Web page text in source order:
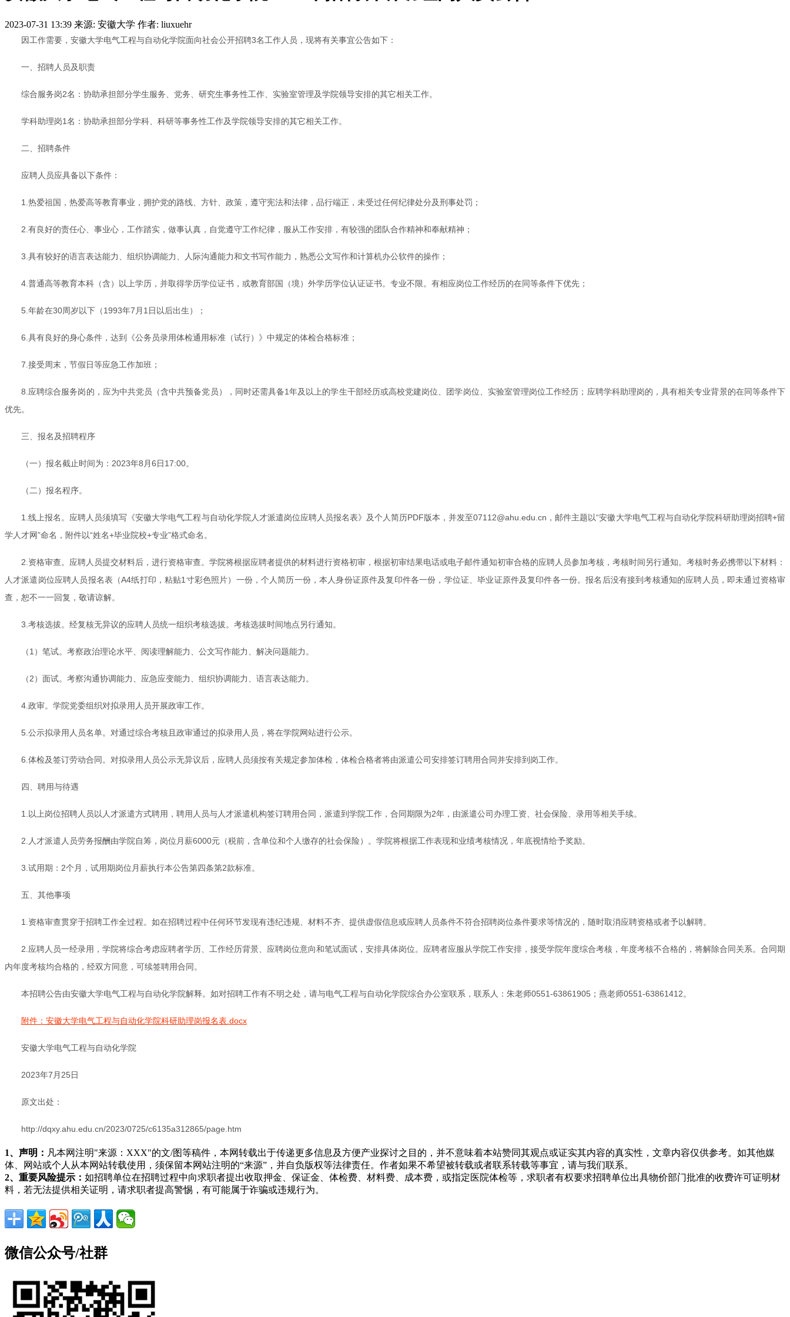
2023-07-31 13:39 来源: 安徽大学 作者: liuxuehr
因工作需要，安徽大学电气工程与自动化学院面向社会公开招聘3名工作人员，现将有关事宜公告如下：
一、招聘人员及职责
综合服务岗2名：协助承担部分学生服务、党务、研究生事务性工作、实验室管理及学院领导安排的其它相关工作。
学科助理岗1名：协助承担部分学科、科研等事务性工作及学院领导安排的其它相关工作。
二、招聘条件
应聘人员应具备以下条件：
1.热爱祖国，热爱高等教育事业，拥护党的路线、方针、政策，遵守宪法和法律，品行端正，未受过任何纪律处分及刑事处罚；
2.有良好的责任心、事业心，工作踏实，做事认真，自觉遵守工作纪律，服从工作安排，有较强的团队合作精神和奉献精神；
3.具有较好的语言表达能力、组织协调能力、人际沟通能力和文书写作能力，熟悉公文写作和计算机办公软件的操作；
4.普通高等教育本科（含）以上学历，并取得学历学位证书，或教育部国（境）外学历学位认证证书。专业不限。有相应岗位工作经历的在同等条件下优先；
5.年龄在30周岁以下（1993年7月1日以后出生）；
6.具有良好的身心条件，达到《公务员录用体检通用标准（试行）》中规定的体检合格标准；
7.接受周末，节假日等应急工作加班；
8.应聘综合服务岗的，应为中共党员（含中共预备党员），同时还需具备1年及以上的学生干部经历或高校党建岗位、团学岗位、实验室管理岗位工作经历；应聘学科助理岗的，具有相关专业背景的在同等条件下
优先。
三、报名及招聘程序
（一）报名截止时间为：2023年8月6日17:00。
（二）报名程序。
1.线上报名。应聘人员须填写《安徽大学电气工程与自动化学院人才派遣岗位应聘人员报名表》及个人简历PDF版本，并发至07112@ahu.edu.cn，邮件主题以“安徽大学电气工程与自动化学院科研助理岗招聘+留
学人才网”命名，附件以“姓名+毕业院校+专业”格式命名。
2.资格审查。应聘人员提交材料后，进行资格审查。学院将根据应聘者提供的材料进行资格初审，根据初审结果电话或电子邮件通知初审合格的应聘人员参加考核，考核时间另行通知。考核时务必携带以下材料：
人才派遣岗位应聘人员报名表（A4纸打印，粘贴1寸彩色照片）一份，个人简历一份，本人身份证原件及复印件各一份，学位证、毕业证原件及复印件各一份。报名后没有接到考核通知的应聘人员，即未通过资格审
查，恕不一一回复，敬请谅解。
3.考核选拔。经复核无异议的应聘人员统一组织考核选拔。考核选拔时间地点另行通知。
（1）笔试。考察政治理论水平、阅读理解能力、公文写作能力、解决问题能力。
（2）面试。考察沟通协调能力、应急应变能力、组织协调能力、语言表达能力。
4.政审。学院党委组织对拟录用人员开展政审工作。
5.公示拟录用人员名单。对通过综合考核且政审通过的拟录用人员，将在学院网站进行公示。
6.体检及签订劳动合同。对拟录用人员公示无异议后，应聘人员须按有关规定参加体检，体检合格者将由派遣公司安排签订聘用合同并安排到岗工作。
四、聘用与待遇
1.以上岗位招聘人员以人才派遣方式聘用，聘用人员与人才派遣机构签订聘用合同，派遣到学院工作，合同期限为2年，由派遣公司办理工资、社会保险、录用等相关手续。
2.人才派遣人员劳务报酬由学院自筹，岗位月薪6000元（税前，含单位和个人缴存的社会保险）。学院将根据工作表现和业绩考核情况，年底视情给予奖励。
3.试用期：2个月，试用期岗位月薪执行本公告第四条第2款标准。
五、其他事项
1.资格审查贯穿于招聘工作全过程。如在招聘过程中任何环节发现有违纪违规、材料不齐、提供虚假信息或应聘人员条件不符合招聘岗位条件要求等情况的，随时取消应聘资格或者予以解聘。
2.应聘人员一经录用，学院将综合考虑应聘者学历、工作经历背景、应聘岗位意向和笔试面试，安排具体岗位。应聘者应服从学院工作安排，接受学院年度综合考核，年度考核不合格的，将解除合同关系。合同期
内年度考核均合格的，经双方同意，可续签聘用合同。
本招聘公告由安徽大学电气工程与自动化学院解释。如对招聘工作有不明之处，请与电气工程与自动化学院综合办公室联系，联系人：朱老师0551-63861905；燕老师0551-63861412。
附件：安徽大学电气工程与自动化学院科研助理岗报名表.docx
安徽大学电气工程与自动化学院
2023年7月25日
原文出处：
http://dqxy.ahu.edu.cn/2023/0725/c6135a312865/page.htm
1、声明： 凡本网注明"来源：XXX"的文/图等稿件，本网转载出于传递更多信息及方便产业探讨之目的，并不意味着本站赞同其观点或证实其内容的真实性，文章内容仅供参考。如其他媒
体、网站或个人从本网站转载使用，须保留本网站注明的“来源”，并自负版权等法律责任。作者如果不希望被转载或者联系转载等事宜，请与我们联系。
2、重要风险提示： 如招聘单位在招聘过程中向求职者提出收取押金、保证金、体检费、材料费、成本费，或指定医院体检等，求职者有权要求招聘单位出具物价部门批准的收费许可证明材
料，若无法提供相关证明，请求职者提高警惕，有可能属于诈骗或违规行为。
微信公众号/社群